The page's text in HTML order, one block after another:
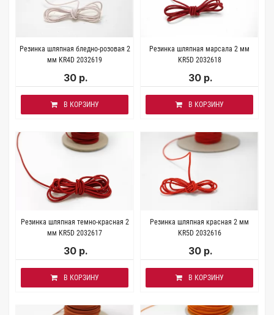
Резинка шляпная бледно-розовая 2
мм KR4D 2032619
30 р.
В КОРЗИНУ
Резинка шляпная марсала 2 мм
KR5D 2032618
30 р.
В КОРЗИНУ
Резинка шляпная темно-красная 2
мм KR5D 2032617
30 р.
В КОРЗИНУ
Резинка шляпная красная 2 мм
KR5D 2032616
30 р.
В КОРЗИНУ